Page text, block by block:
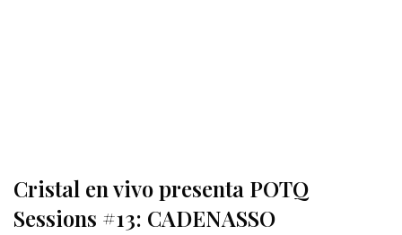
Cristal en vivo presenta POTQ
Sessions #13: CADENASSO